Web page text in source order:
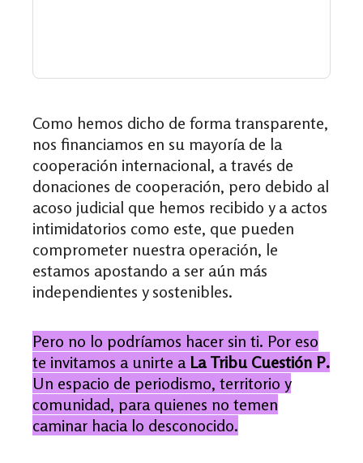
Como hemos dicho de forma transparente,
nos financiamos en su mayoría de la
cooperación internacional, a través de
donaciones de cooperación, pero debido al
acoso judicial que hemos recibido y a actos
intimidatorios como este, que pueden
comprometer nuestra operación, le
estamos apostando a ser aún más
independientes y sostenibles.
Pero no lo podríamos hacer sin ti. Por eso
te invitamos a unirte a La Tribu Cuestión P.
Un espacio de periodismo, territorio y
comunidad, para quienes no temen
caminar hacia lo desconocido.